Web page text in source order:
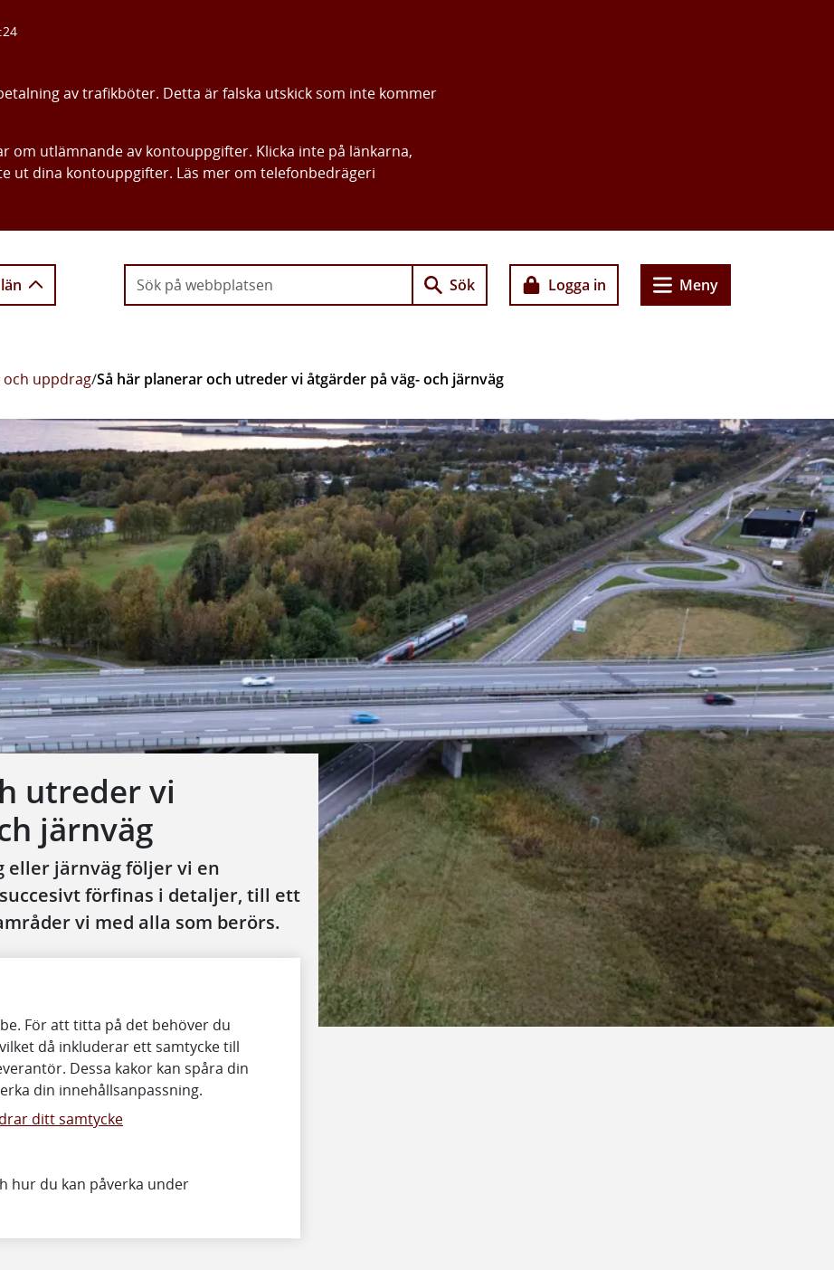
av trafikböter. Detta är falska utskick som inte kommer
om utlämnande av kontouppgifter. Klicka inte på länkarna,
ut dina kontouppgifter. Läs mer om telefonbedrägeri
Sök Logga in Meny
och uppdrag/Så här planerar och utreder vi åtgärder på väg- och järnväg
utreder vi
järnväg
eller järnväg följer vi en
förfinas i detaljer, till ett
vi med alla som berörs.
För att titta på det behöver du
då inkluderar ett samtycke till
Dessa kakor kan spåra din
din innehållsanpassning.
ditt samtycke
hur du kan påverka under